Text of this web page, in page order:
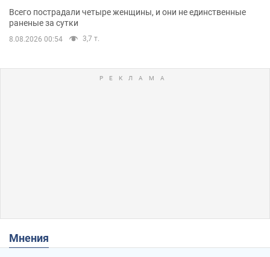
Всего пострадали четыре женщины, и они не единственные
раненые за сутки
8.08.2026 00:54 3,7 т.
Мнения